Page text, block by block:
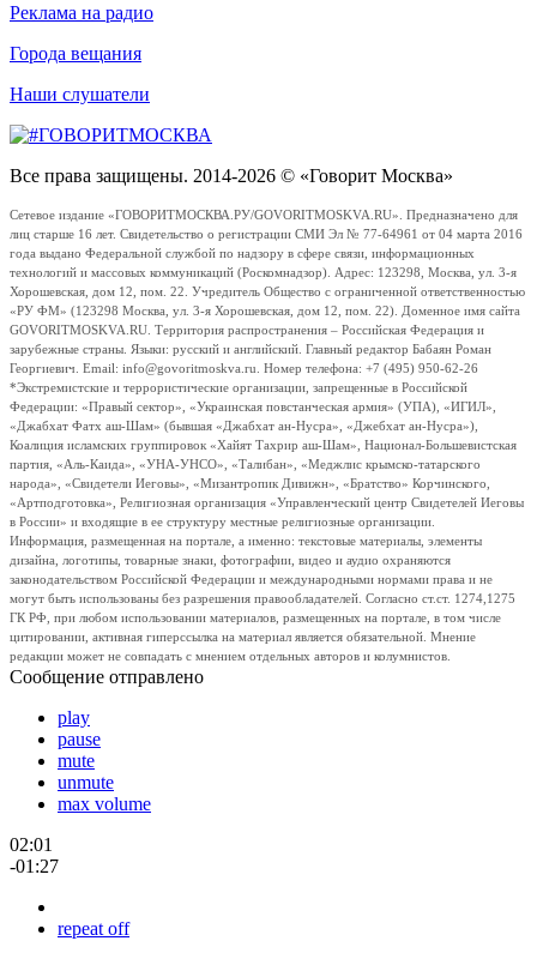
Реклама на радио
Города вещания
Наши слушатели
Все права защищены. 2014-2026 © «Говорит Москва»
Сетевое издание «ГОВОРИТМОСКВА.РУ/GOVORITMOSKVA.RU». Предназначено для
лиц старше 16 лет. Свидетельство о регистрации СМИ Эл № 77-64961 от 04 марта 2016
года выдано Федеральной службой по надзору в сфере связи, информационных
технологий и массовых коммуникаций (Роскомнадзор). Адрес: 123298, Москва, ул. 3-я
Хорошевская, дом 12, пом. 22. Учредитель Общество с ограниченной ответственностью
«РУ ФМ» (123298 Москва, ул. 3-я Хорошевская, дом 12, пом. 22). Доменное имя сайта
GOVORITMOSKVA.RU. Территория распространения – Российская Федерация и
зарубежные страны. Языки: русский и английский. Главный редактор Бабаян Роман
Георгиевич. Email: info@govoritmoskva.ru. Номер телефона: +7 (495) 950-62-26
*Экстремистские и террористические организации, запрещенные в Российской
Федерации: «Правый сектор», «Украинская повстанческая армия» (УПА), «ИГИЛ»,
«Джабхат Фатх аш-Шам» (бывшая «Джабхат ан-Нусра», «Джебхат ан-Нусра»),
Коалиция исламских группировок «Хайят Тахрир аш-Шам», Национал-Большевистская
партия, «Аль-Каида», «УНА-УНСО», «Талибан», «Меджлис крымско-татарского
народа», «Свидетели Иеговы», «Мизантропик Дивижн», «Братство» Корчинского,
«Артподготовка», Религиозная организация «Управленческий центр Свидетелей Иеговы
в России» и входящие в ее структуру местные религиозные организации.
Информация, размещенная на портале, а именно: текстовые материалы, элементы
дизайна, логотипы, товарные знаки, фотографии, видео и аудио охраняются
законодательством Российской Федерации и международными нормами права и не
могут быть использованы без разрешения правообладателей. Согласно ст.ст. 1274,1275
ГК РФ, при любом использовании материалов, размещенных на портале, в том числе
цитировании, активная гиперссылка на материал является обязательной. Мнение
редакции может не совпадать с мнением отдельных авторов и колумнистов.
Сообщение отправлено
play
pause
mute
unmute
max volume
02:01
-01:27
repeat off